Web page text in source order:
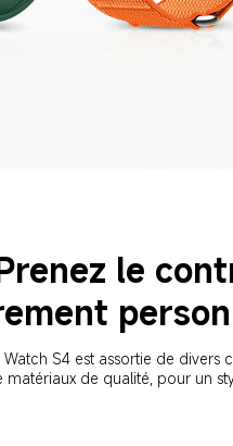
le
S4 est assortie de
de qualité, pour un